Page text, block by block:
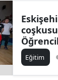
Eğitim